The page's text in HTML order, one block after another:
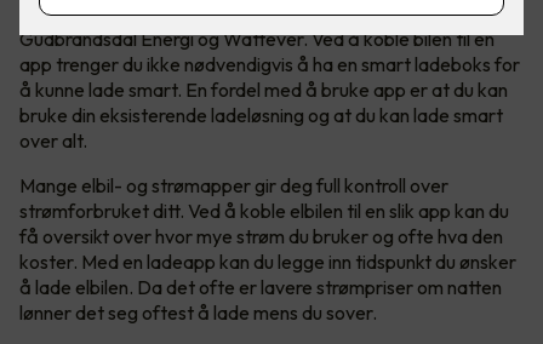
I dag finnes det mange ladeløsninger som Tibber,
Gudbrandsdal Energi og Wattever. Ved å koble bilen til en
app trenger du ikke nødvendigvis å ha en smart ladeboks for
å kunne lade smart. En fordel med å bruke app er at du kan
bruke din eksisterende ladeløsning og at du kan lade smart
over alt.
Mange elbil- og strømapper gir deg full kontroll over
strømforbruket ditt. Ved å koble elbilen til en slik app kan du
få oversikt over hvor mye strøm du bruker og ofte hva den
koster. Med en ladeapp kan du legge inn tidspunkt du ønsker
å lade elbilen. Da det ofte er lavere strømpriser om natten
lønner det seg oftest å lade mens du sover.